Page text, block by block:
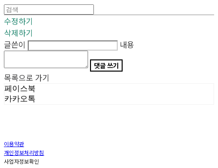
수정하기
삭제하기
글쓴이
내용
댓글 쓰기
목록으로 가기
페이스북
카카오톡
이용약관
개인정보처리방침
사업자정보확인